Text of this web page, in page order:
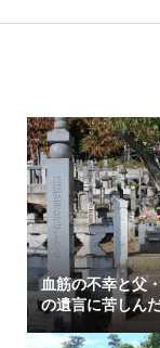
血筋の不幸と父
の遺言に苦しん